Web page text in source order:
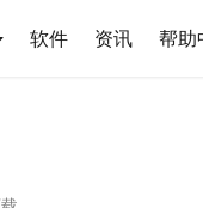
软件 资讯 帮助